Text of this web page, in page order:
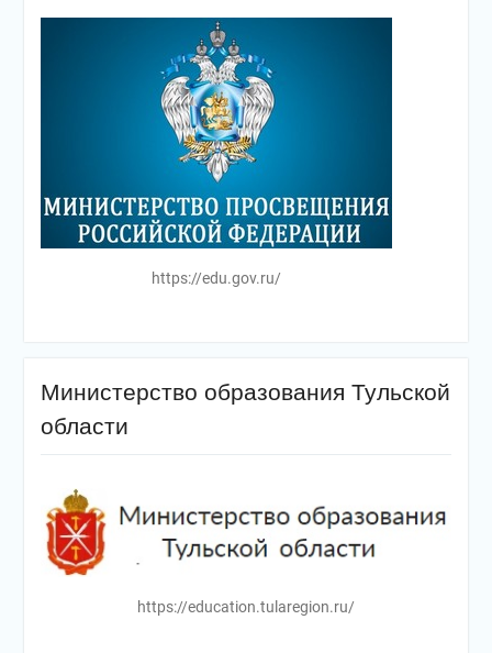
https://edu.gov.ru/
Министерство образования Тульской
области
https://education.tularegion.ru/